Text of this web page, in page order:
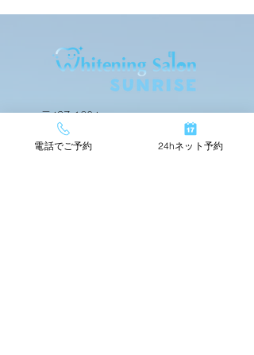
お客様の声
〒437-1604
静岡県御前崎市佐倉4796-1
電話でご予約 24hネット予約